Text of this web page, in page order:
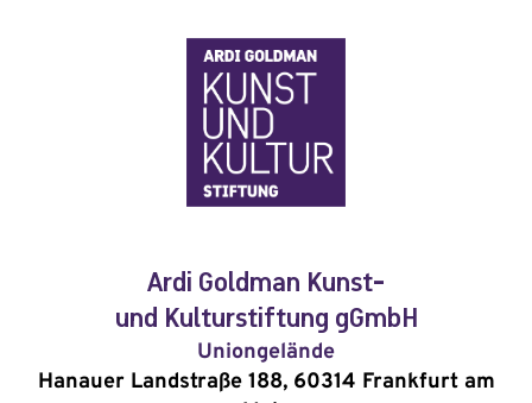
Ardi Goldman Kunst-
und Kulturstiftung gGmbH
Uniongelände
Hanauer Landstraße 188, 60314 Frankfurt am